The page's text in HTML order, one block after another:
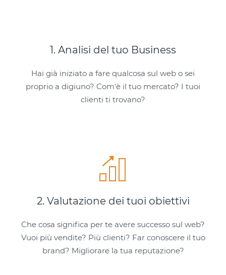
1. Analisi del tuo Business
Hai già iniziato a fare qualcosa sul web o sei
proprio a digiuno? Com'è il tuo mercato? I tuoi
clienti ti trovano?
2. Valutazione dei tuoi obiettivi
Che cosa significa per te avere successo sul web?
Vuoi più vendite? Più clienti? Far conoscere il tuo
brand? Migliorare la tua reputazione?